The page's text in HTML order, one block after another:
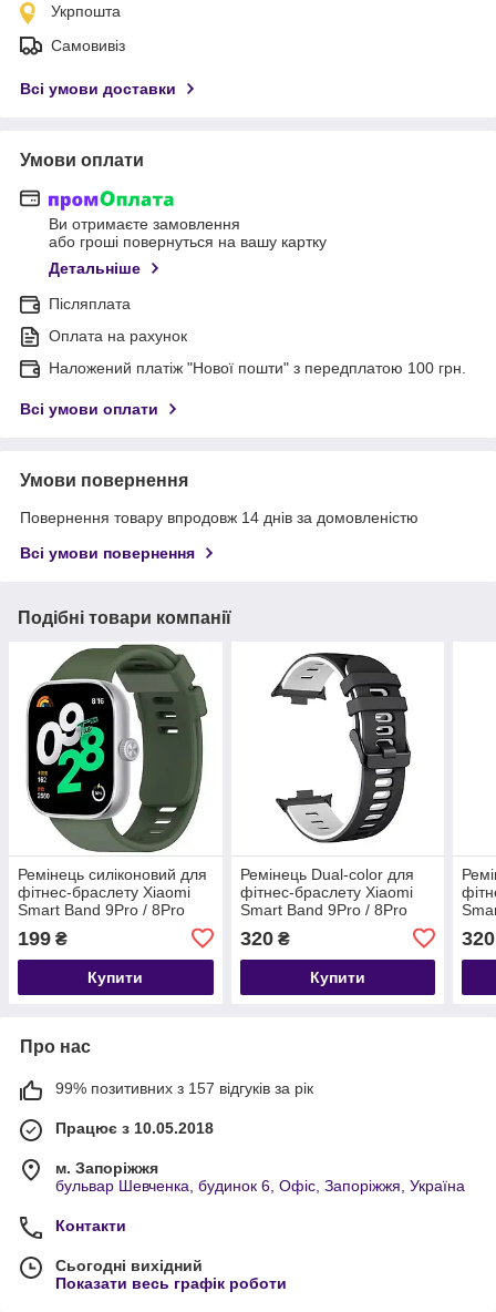
Укрпошта
Самовивіз
Всі умови доставки
Умови оплати
Ви отримаєте замовлення
або гроші повернуться на вашу картку
Детальніше
Післяплата
Оплата на рахунок
Наложений платіж "Нової пошти" з передплатою 100 грн.
Всі умови оплати
Умови повернення
Повернення товару впродовж 14 днів за домовленістю
Всі умови повернення
Подібні товари компанії
Ремінець силіконовий для
фітнес-браслету Xiaomi
Smart Band 9Pro / 8Pro
199 ₴
Купити
Ремінець Dual-color для
фітнес-браслету Xiaomi
Smart Band 9Pro / 8Pro
320₴
Купити
320
Про нас
99% позитивних з 157 відгуків за рік
Працює з 10.05.2018
м. Запоріжжя
бульвар Шевченка, будинок 6, Офіс, Запоріжжя, Україна
Контакти
Сьогодні вихідний
Показати весь графік роботи